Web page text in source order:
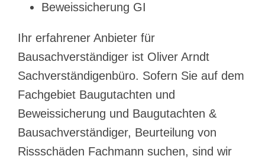
Beweissicherung GI
Ihr erfahrener Anbieter für
Bausachverständiger ist Oliver Arndt
Sachverständigenbüro. Sofern Sie auf dem
Fachgebiet Baugutachten und
Beweissicherung und Baugutachten &
Bausachverständiger, Beurteilung von
Rissschäden Fachmann suchen, sind wir